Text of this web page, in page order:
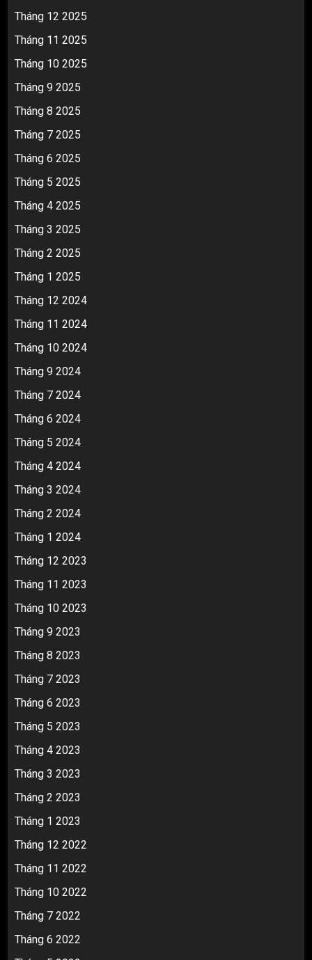
Tháng 12 2025
Tháng 11 2025
Tháng 10 2025
Tháng 9 2025
Tháng 8 2025
Tháng 7 2025
Tháng 6 2025
Tháng 5 2025
Tháng 4 2025
Tháng 3 2025
Tháng 2 2025
Tháng 1 2025
Tháng 12 2024
Tháng 11 2024
Tháng 10 2024
Tháng 9 2024
Tháng 7 2024
Tháng 6 2024
Tháng 5 2024
Tháng 4 2024
Tháng 3 2024
Tháng 2 2024
Tháng 1 2024
Tháng 12 2023
Tháng 11 2023
Tháng 10 2023
Tháng 9 2023
Tháng 8 2023
Tháng 7 2023
Tháng 6 2023
Tháng 5 2023
Tháng 4 2023
Tháng 3 2023
Tháng 2 2023
Tháng 1 2023
Tháng 12 2022
Tháng 11 2022
Tháng 10 2022
Tháng 7 2022
Tháng 6 2022